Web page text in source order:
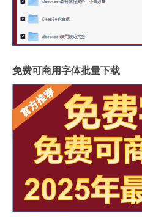
免费可商用字体批量下载